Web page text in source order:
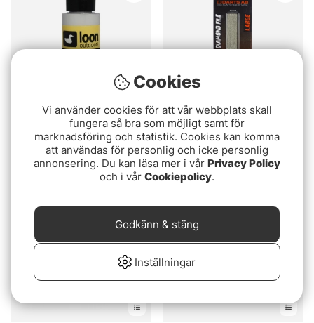
Loon Line Speed
129 kr
Darts Krokbryne Diamant
- Large
179 kr
Cookies
Vi använder cookies för att vår webbplats skall
fungera så bra som möjligt samt för
marknadsföring och statistik. Cookies kan komma
att användas för personlig och icke personlig
annonsering. Du kan läsa mer i vår Privacy Policy
och i vår Cookiepolicy.
Inställningar
Godkänn & stäng